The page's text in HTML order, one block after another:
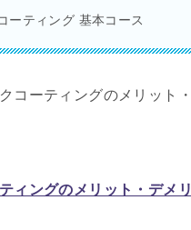
ーティング 基本コース
コーティングのメリット
ィングのメリット・デメリ